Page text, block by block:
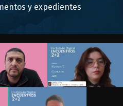
y expedientes